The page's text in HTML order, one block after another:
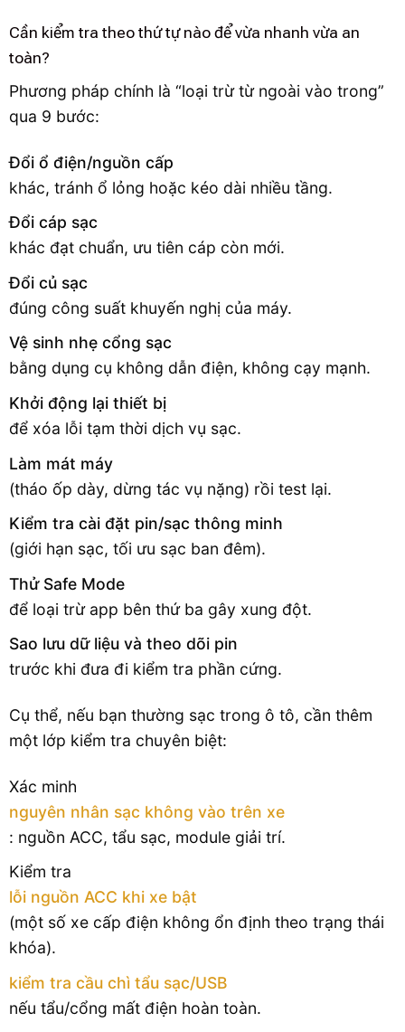
Cần kiểm tra theo thứ tự nào để vừa nhanh vừa an
toàn?
Phương pháp chính là “loại trừ từ ngoài vào trong”
qua 9 bước:
Đổi ổ điện/nguồn cấp
khác, tránh ổ lỏng hoặc kéo dài nhiều tầng.
Đổi cáp sạc
khác đạt chuẩn, ưu tiên cáp còn mới.
Đổi củ sạc
đúng công suất khuyến nghị của máy.
Vệ sinh nhẹ cổng sạc
bằng dụng cụ không dẫn điện, không cạy mạnh.
Khởi động lại thiết bị
để xóa lỗi tạm thời dịch vụ sạc.
Làm mát máy
(tháo ốp dày, dừng tác vụ nặng) rồi test lại.
Kiểm tra cài đặt pin/sạc thông minh
(giới hạn sạc, tối ưu sạc ban đêm).
Thử Safe Mode
để loại trừ app bên thứ ba gây xung đột.
Sao lưu dữ liệu và theo dõi pin
trước khi đưa đi kiểm tra phần cứng.
Cụ thể, nếu bạn thường sạc trong ô tô, cần thêm
một lớp kiểm tra chuyên biệt:
Xác minh
nguyên nhân sạc không vào trên xe
: nguồn ACC, tẩu sạc, module giải trí.
Kiểm tra
lỗi nguồn ACC khi xe bật
(một số xe cấp điện không ổn định theo trạng thái
khóa).
kiểm tra cầu chì tẩu sạc/USB
nếu tẩu/cổng mất điện hoàn toàn.